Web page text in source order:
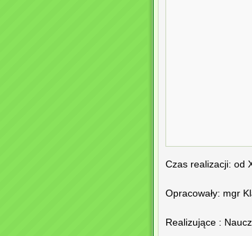
Czas realizacji: od
Opracowały: mgr
Realizujące :